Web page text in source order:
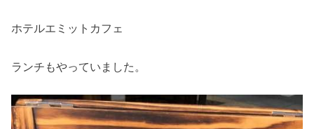
ホテルエミットカフェ
ランチもやっていました。